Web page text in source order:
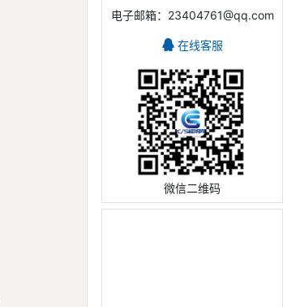
电子邮箱：23404761@qq.com
在线客服
微信二维码